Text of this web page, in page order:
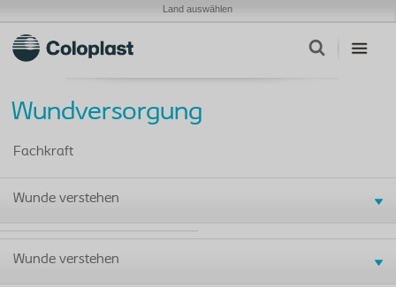
Land auswählen
Wundversorgung
Fachkraft
Wunde verstehen
Wunde verstehen